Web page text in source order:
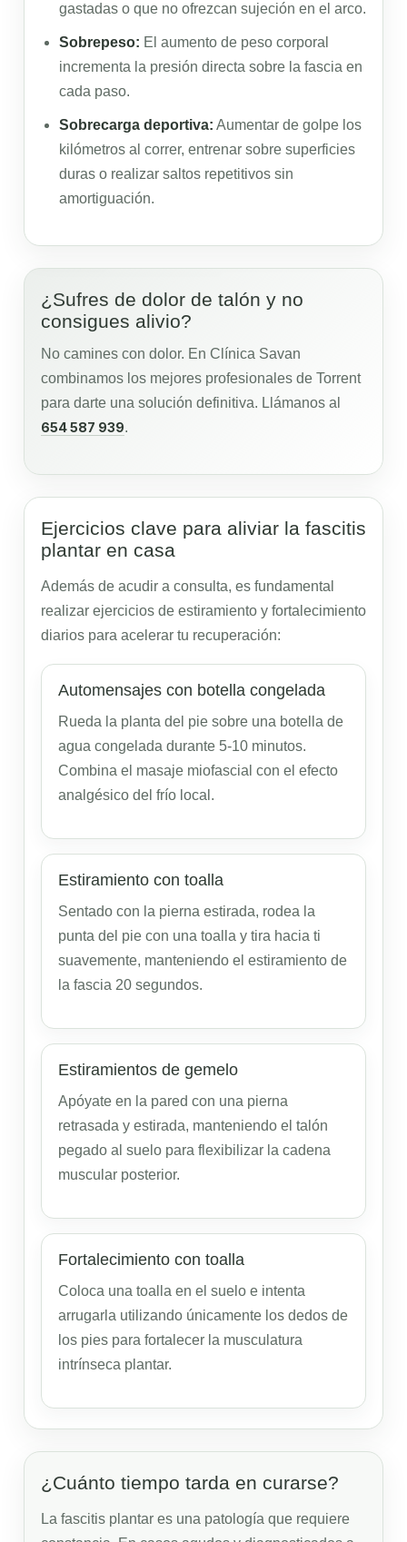
gastadas o que no ofrezcan sujeción en el arco.
Sobrepeso: El aumento de peso corporal
incrementa la presión directa sobre la fascia en
cada paso.
Sobrecarga deportiva: Aumentar de golpe los
kilómetros al correr, entrenar sobre superficies
duras o realizar saltos repetitivos sin
amortiguación.
¿Sufres de dolor de talón y no
consigues alivio?
No camines con dolor. En Clínica Savan
combinamos los mejores profesionales de Torrent
para darte una solución definitiva. Llámanos al
654 587 939.
Ejercicios clave para aliviar la fascitis
plantar en casa
Además de acudir a consulta, es fundamental
realizar ejercicios de estiramiento y fortalecimiento
diarios para acelerar tu recuperación:
Automensajes con botella congelada
Rueda la planta del pie sobre una botella de
agua congelada durante 5-10 minutos.
Combina el masaje miofascial con el efecto
analgésico del frío local.
Estiramiento con toalla
Sentado con la pierna estirada, rodea la
punta del pie con una toalla y tira hacia ti
suavemente, manteniendo el estiramiento de
la fascia 20 segundos.
Estiramientos de gemelo
Apóyate en la pared con una pierna
retrasada y estirada, manteniendo el talón
pegado al suelo para flexibilizar la cadena
muscular posterior.
Fortalecimiento con toalla
Coloca una toalla en el suelo e intenta
arrugarla utilizando únicamente los dedos de
los pies para fortalecer la musculatura
intrínseca plantar.
¿Cuánto tiempo tarda en curarse?
La fascitis plantar es una patología que requiere